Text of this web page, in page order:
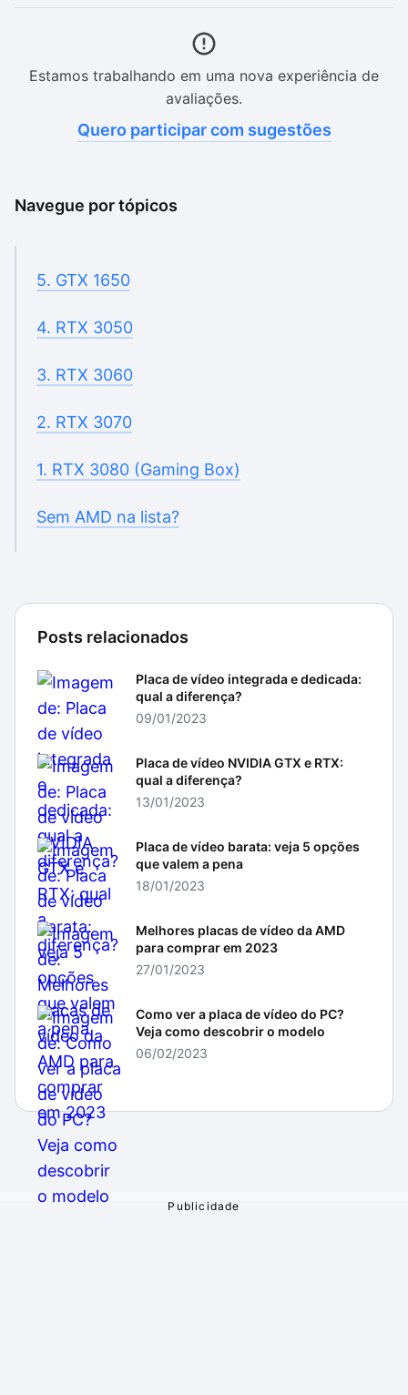
Estamos trabalhando em uma nova experiência de
avaliações.
Quero participar com sugestões
Navegue por tópicos
5. GTX 1650
4. RTX 3050
3. RTX 3060
2. RTX 3070
1. RTX 3080 (Gaming Box)
Sem AMD na lista?
Posts relacionados
Placa de vídeo integrada e dedicada:
qual a diferença?
09/01/2023
Placa de vídeo NVIDIA GTX e RTX:
qual a diferença?
13/01/2023
Placa de vídeo barata: veja 5 opções
que valem a pena
18/01/2023
Melhores placas de vídeo da AMD
para comprar em 2023
27/01/2023
Como ver a placa de vídeo do PC?
Veja como descobrir o modelo
06/02/2023